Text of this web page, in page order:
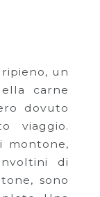
un
carne
dovuto
viaggio.
montone,
di
sono